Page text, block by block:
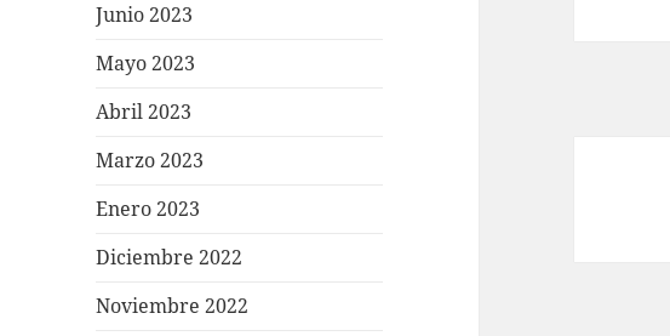
Junio 2023
Mayo 2023
Abril 2023
Marzo 2023
Enero 2023
Diciembre 2022
Noviembre 2022